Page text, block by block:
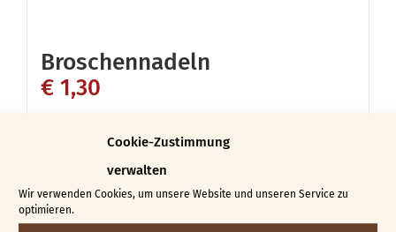
Cookie-Zustimmung
verwalten
Wir verwenden Cookies, um unsere Website und unseren Service zu
optimieren.
Broschennadeln
€ 1,30